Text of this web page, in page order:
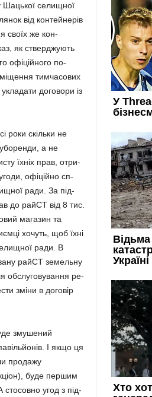
Шацької селищної
від контейнерів
своїх же кон­
як стверджують
офіційного по­
тимча­со­вих
дого­вори із
роки скільки не
а не
їхніх прав, отри­
офіційно сп­
ради. За під­
до рай­СТ від 8 тис.
магазин та
хо­чуть, щоб їхні
ради. В
райСТ земельну
обслу­говування ре­
зміни в до­говір
змушений
І якщо ця
про­дажу
буде першим
стосовно угод з під­